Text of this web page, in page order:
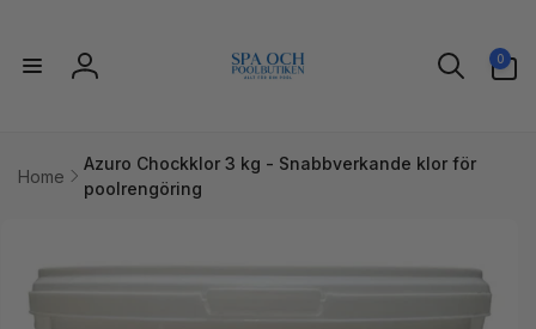
innehåll
Logga
0
artiklar
Home
Azuro Chockklor 3 kg - Snabbverkande klor för
poolrengöring